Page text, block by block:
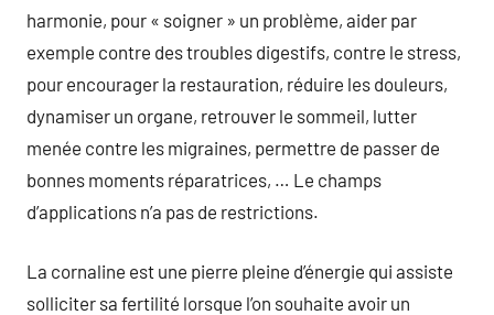
harmonie, pour « soigner » un problème, aider par
exemple contre des troubles digestifs, contre le stress,
pour encourager la restauration, réduire les douleurs,
dynamiser un organe, retrouver le sommeil, lutter
menée contre les migraines, permettre de passer de
bonnes moments réparatrices, … Le champs
d’applications n’a pas de restrictions.
La cornaline est une pierre pleine d’énergie qui assiste
solliciter sa fertilité lorsque l’on souhaite avoir un